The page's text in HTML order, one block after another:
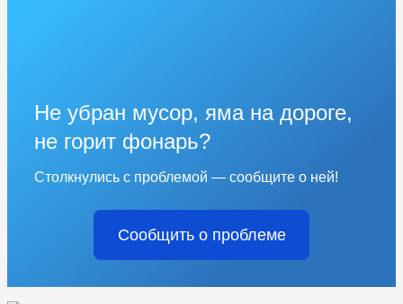
Не убран мусор, яма на дороге,
не горит фонарь?
Столкнулись с проблемой — сообщите о ней!
Сообщить о проблеме